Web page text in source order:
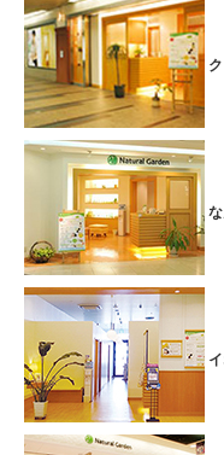
3・4月キャンペー
甘く爽やかな香
ラム&ミントオイ
（フットバス + 酵素ドリン
温かみのあるスパイシーな
「ペパーミント」のブレン
前向きな気持ちに！
特別価格＞＞７０分 ８,０
スマホやPCで目・頭・首・
疲れスッキリコース
特別価格＞＞７０分 ７,５
ぷるんとハリのある弾力肌
ックコース